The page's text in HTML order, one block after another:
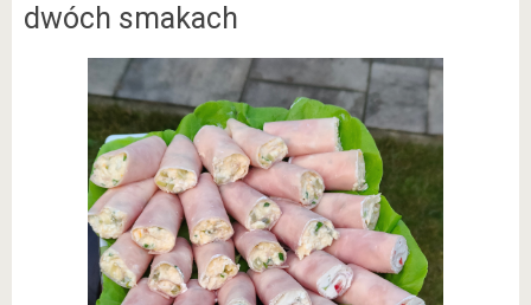
dwóch smakach